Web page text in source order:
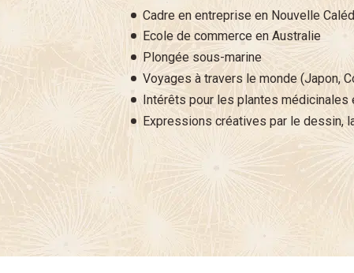
Cadre en entreprise en Nouvelle
Ecole de commerce en Australie
Plongée sous-marine
Voyages à travers le monde (Japon,
Intérêts pour les plantes
Expressions créatives par le dessin,